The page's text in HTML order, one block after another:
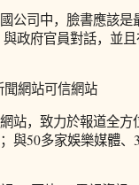
公司中，臉書應該
與政府官員對話，並
網站可信網站
站，致力於報道全
與50多家娛樂媒體